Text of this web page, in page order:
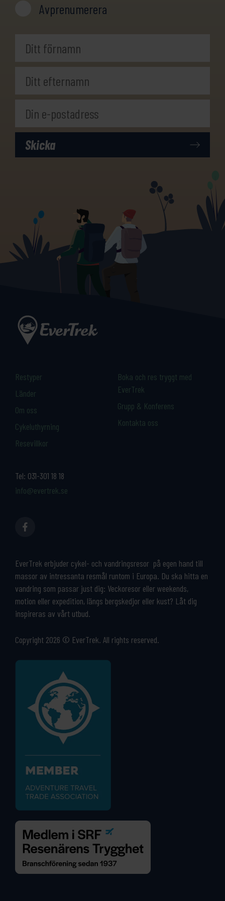
Avprenumerera
Tel: 031-301 18 18
info@evertrek.se
EverTrek erbjuder cykel- och vandringsresor på egen hand till
massor av intressanta resmål runtom i Europa. Du ska hitta en
vandring som passar just dig: Veckoresor eller weekends,
motion eller expedition, längs bergskedjor eller kust? Låt dig
inspireras av vårt utbud.
Copyright 2026 © EverTrek. All rights reserved.
Restyper
Länder
Om oss
Cykeluthyrning
Resevillkor
Boka och res tryggt med
EverTrek
Grupp & Konferens
Kontakta oss